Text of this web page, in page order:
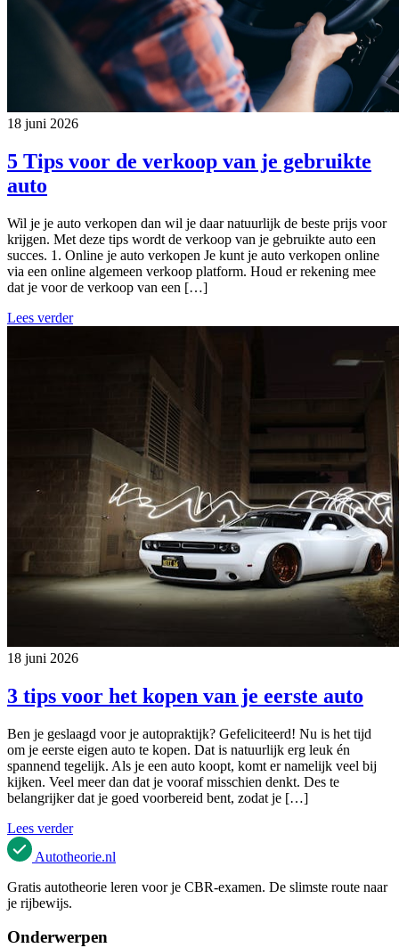
18 juni 2026
5 Tips voor de verkoop van je gebruikte
auto
Wil je je auto verkopen dan wil je daar natuurlijk de beste prijs voor
krijgen. Met deze tips wordt de verkoop van je gebruikte auto een
succes. 1. Online je auto verkopen Je kunt je auto verkopen online
via een online algemeen verkoop platform. Houd er rekening mee
dat je voor de verkoop van een […]
Lees verder
18 juni 2026
3 tips voor het kopen van je eerste auto
Ben je geslaagd voor je autopraktijk? Gefeliciteerd! Nu is het tijd
om je eerste eigen auto te kopen. Dat is natuurlijk erg leuk én
spannend tegelijk. Als je een auto koopt, komt er namelijk veel bij
kijken. Veel meer dan dat je vooraf misschien denkt. Des te
belangrijker dat je goed voorbereid bent, zodat je […]
Lees verder
Autotheorie.nl
Gratis autotheorie leren voor je CBR-examen. De slimste route naar
je rijbewijs.
Onderwerpen